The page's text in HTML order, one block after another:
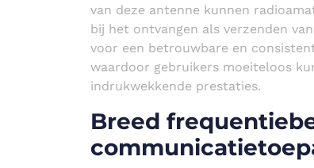
van deze antenne kunnen
bij het ontvangen als verzenden
voor een betrouwbare en
waardoor gebruikers moeiteloos
indrukwekkende prestaties.
Breed